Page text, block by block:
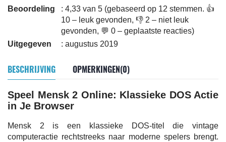
Beoordeling
: 4,33 van 5 (gebaseerd op 12 stemmen. 👍
10 – leuk gevonden, 👎 2 – niet leuk
gevonden, 💬 0 – geplaatste reacties)
Uitgegeven
: augustus 2019
BESCHRIJVING OPMERKINGEN(0)
Speel Mensk 2 Online: Klassieke DOS Actie
in Je Browser
Mensk 2 is een klassieke DOS-titel die vintage
computeractie rechtstreeks naar moderne spelers brengt.